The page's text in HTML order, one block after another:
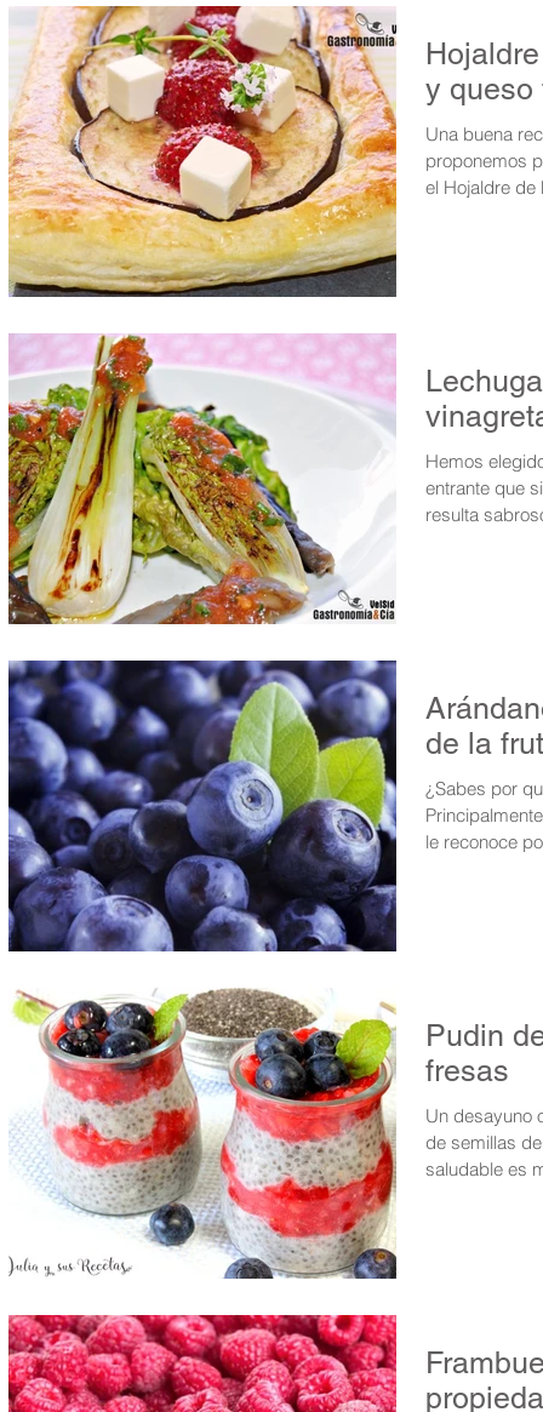
y queso
Una buena
proponemos
el Hojaldre de
Hemos
entrante que
resulta
de la
¿Sabes por
le reconoce
Pudin
fresas
Un desayuno o merienda muy saludable, un pudin
de semillas